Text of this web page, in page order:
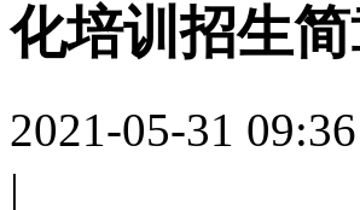
化培训招生
2021-05-31 09:36
|